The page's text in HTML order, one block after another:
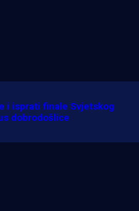
i isprati finale Svjetskog
dobrodošlice